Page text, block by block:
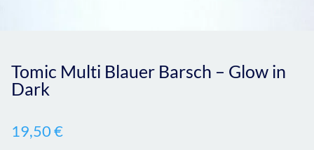
Tomic Multi Blauer Barsch – Glow in
Dark
19,50€